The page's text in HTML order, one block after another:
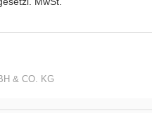
& CO. KG